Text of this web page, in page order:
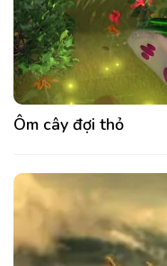
Ôm cây đợi thỏ